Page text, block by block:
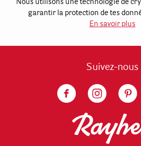
Nous utilisons une technologie de
garantir la protection de tes
En savoir plus
Suivez-nous